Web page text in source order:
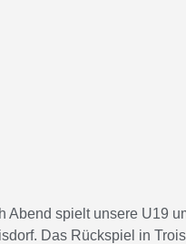
Abend spielt unsere U19
Das Rückspiel in